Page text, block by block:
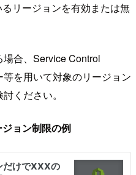
リージョンを有効または無
合、Service Control
を用いて対象のリージョン
ください。
ョン制限の例